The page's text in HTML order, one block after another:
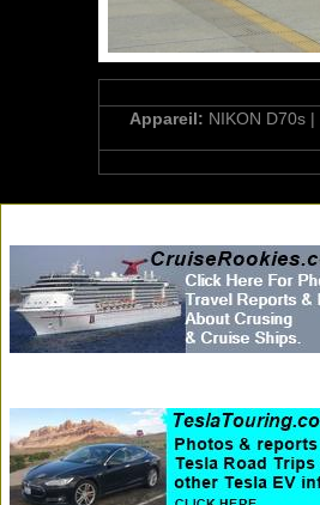
Appareil: NIKON D70s |